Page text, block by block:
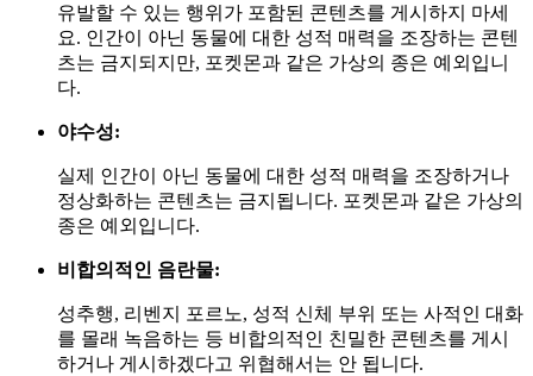
유발할 수 있는 행위가 포함된 콘텐츠를 게시하지 마세
요. 인간이 아닌 동물에 대한 성적 매력을 조장하는 콘텐
츠는 금지되지만, 포켓몬과 같은 가상의 종은 예외입니
다.
야수성:
실제 인간이 아닌 동물에 대한 성적 매력을 조장하거나
정상화하는 콘텐츠는 금지됩니다. 포켓몬과 같은 가상의
종은 예외입니다.
비합의적인 음란물:
성추행, 리벤지 포르노, 성적 신체 부위 또는 사적인 대화
를 몰래 녹음하는 등 비합의적인 친밀한 콘텐츠를 게시
하거나 게시하겠다고 위협해서는 안 됩니다.